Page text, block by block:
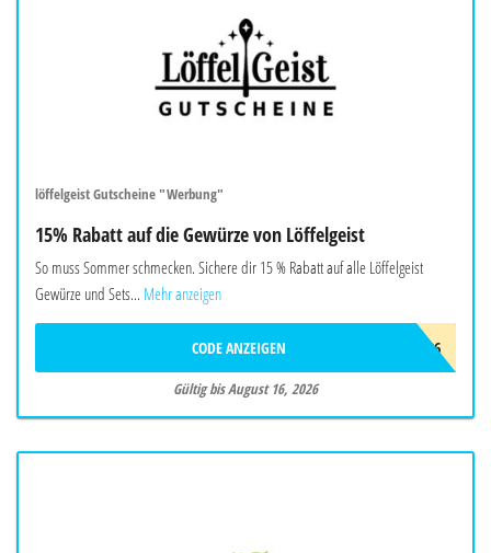
löffelgeist Gutscheine "Werbung"
15% Rabatt auf die Gewürze von Löffelgeist
So muss Sommer schmecken. Sichere dir 15 % Rabatt auf alle Löffelgeist
Gewürze und Sets... Mehr anzeigen
FREUNDE26
CODE ANZEIGEN
Gültig bis August 16, 2026